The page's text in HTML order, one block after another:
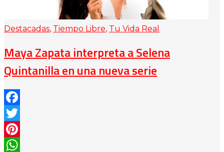
Destacadas, Tiempo Libre, Tu Vida Real
Maya Zapata interpreta a Selena
Quintanilla en una nueva serie
Facebook
Twitter
Pinterest